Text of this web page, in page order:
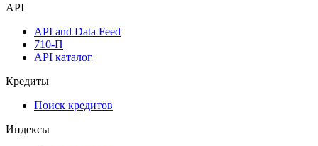
API
API and Data Feed
710-П
API каталог
Кредиты
Поиск кредитов
Индексы